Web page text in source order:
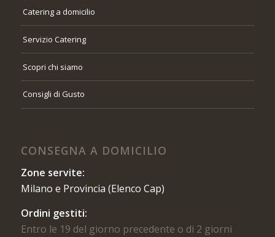
Catering a domicilio
Servizio Catering
Scopri chi siamo
Consigli di Gusto
CONSEGNA A DOMICILIO
Zone servite:
Milano e Provincia (Elenco Cap)
Ordini gestiti:
Entro le 19 del giorno precedente o di 2 giorni